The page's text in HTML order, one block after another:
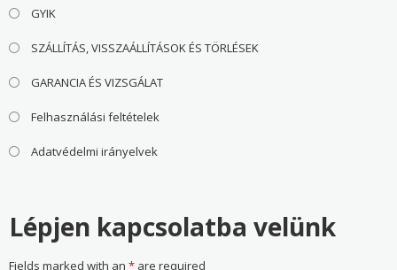
GYIK
SZÁLLÍTÁS, VISSZAÁLLÍTÁSOK ÉS TÖRLÉSEK
GARANCIA ÉS VIZSGÁLAT
Felhasználási feltételek
Adatvédelmi irányelvek
Lépjen kapcsolatba velünk
Fields marked with an *are required